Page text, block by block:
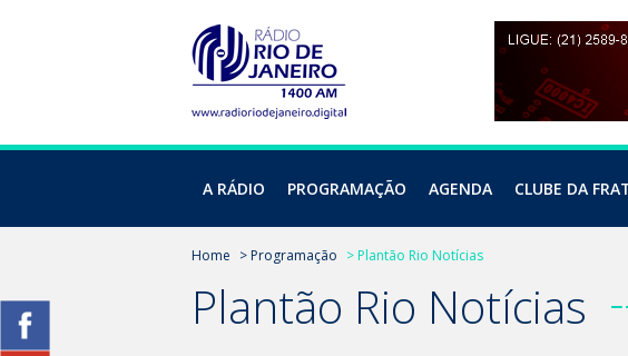
A RÁDIO PROGRAMAÇÃO AGENDA CLUBE DA
Home > Programação > Plantão Rio Notícias
Plantão Rio Notícias